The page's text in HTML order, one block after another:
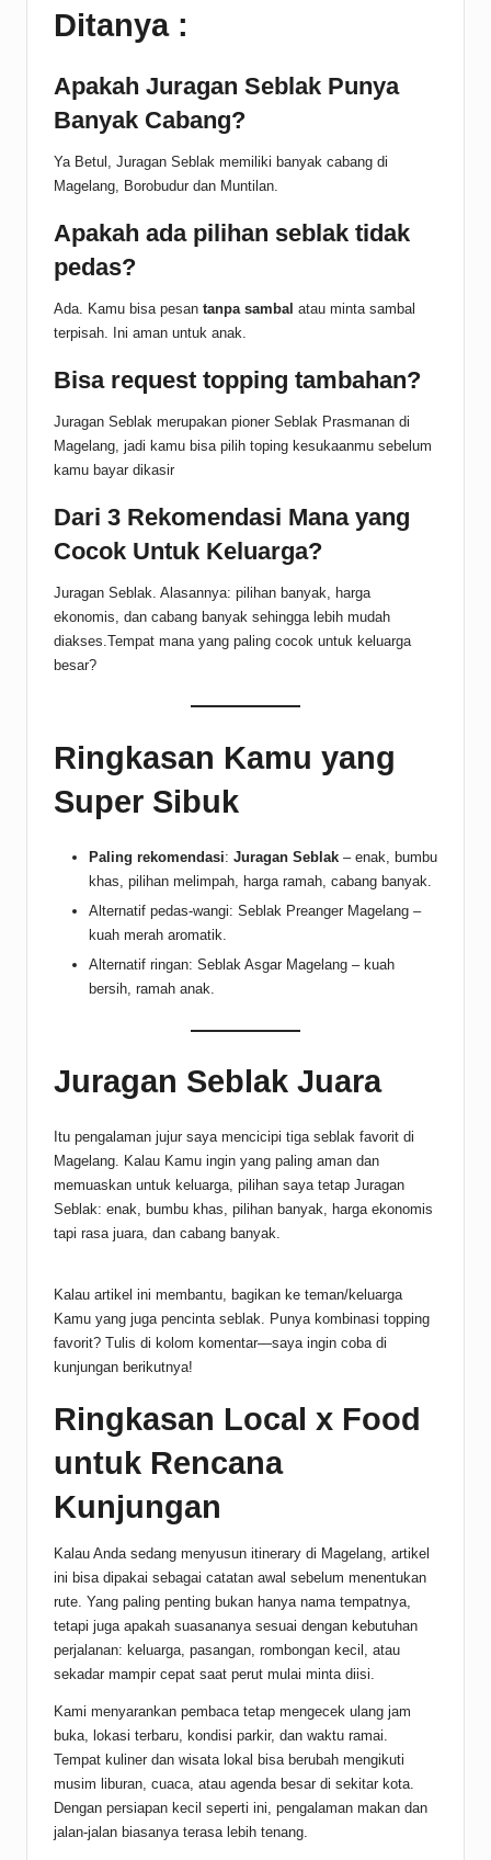
Ditanya :
Apakah Juragan Seblak Punya
Banyak Cabang?
Ya Betul, Juragan Seblak memiliki banyak cabang di
Magelang, Borobudur dan Muntilan.
Apakah ada pilihan seblak tidak
pedas?
Ada. Kamu bisa pesan tanpa sambal atau minta sambal
terpisah. Ini aman untuk anak.
Bisa request topping tambahan?
Juragan Seblak merupakan pioner Seblak Prasmanan di
Magelang, jadi kamu bisa pilih toping kesukaanmu sebelum
kamu bayar dikasir
Dari 3 Rekomendasi Mana yang
Cocok Untuk Keluarga?
Juragan Seblak. Alasannya: pilihan banyak, harga
ekonomis, dan cabang banyak sehingga lebih mudah
diakses.Tempat mana yang paling cocok untuk keluarga
besar?
Ringkasan Kamu yang
Super Sibuk
Paling rekomendasi: Juragan Seblak – enak, bumbu
khas, pilihan melimpah, harga ramah, cabang banyak.
Alternatif pedas-wangi: Seblak Preanger Magelang –
kuah merah aromatik.
Alternatif ringan: Seblak Asgar Magelang – kuah
bersih, ramah anak.
Juragan Seblak Juara
Itu pengalaman jujur saya mencicipi tiga seblak favorit di
Magelang. Kalau Kamu ingin yang paling aman dan
memuaskan untuk keluarga, pilihan saya tetap Juragan
Seblak: enak, bumbu khas, pilihan banyak, harga ekonomis
tapi rasa juara, dan cabang banyak.
Kalau artikel ini membantu, bagikan ke teman/keluarga
Kamu yang juga pencinta seblak. Punya kombinasi topping
favorit? Tulis di kolom komentar—saya ingin coba di
kunjungan berikutnya!
Ringkasan Local x Food
untuk Rencana
Kunjungan
Kalau Anda sedang menyusun itinerary di Magelang, artikel
ini bisa dipakai sebagai catatan awal sebelum menentukan
rute. Yang paling penting bukan hanya nama tempatnya,
tetapi juga apakah suasananya sesuai dengan kebutuhan
perjalanan: keluarga, pasangan, rombongan kecil, atau
sekadar mampir cepat saat perut mulai minta diisi.
Kami menyarankan pembaca tetap mengecek ulang jam
buka, lokasi terbaru, kondisi parkir, dan waktu ramai.
Tempat kuliner dan wisata lokal bisa berubah mengikuti
musim liburan, cuaca, atau agenda besar di sekitar kota.
Dengan persiapan kecil seperti ini, pengalaman makan dan
jalan-jalan biasanya terasa lebih tenang.